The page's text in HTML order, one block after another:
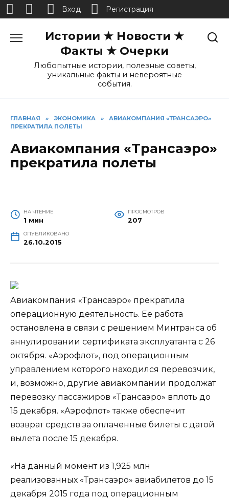
Истории ★ Новости ★
Факты ★ Очерки
Любопытные истории, полезные советы,
уникальные факты и невероятные
события.
ГЛАВНАЯ » ЭКОНОМИКА »
АВИАКОМПАНИЯ «ТРАНСАЭРО»
ПРЕКРАТИЛА ПОЛЕТЫ
Авиакомпания «Трансаэро»
прекратила полеты
НА ЧТЕНИЕ
1 мин
ПРОСМОТРОВ
207
ОПУБЛИКОВАНО
26.10.2015
Авиакомпания «Трансаэро» прекратила
операционную деятельность. Ее работа
остановлена в связи с решением Минтранса об
аннулировании сертификата эксплуатанта с 26
октября. «Аэрофлот», под операционным
управлением которого находился перевозчик,
и, возможно, другие авиакомпании продолжат
перевозку пассажиров «Трансаэро» вплоть до
15 декабря. «Аэрофлот» также обеспечит
возврат средств за оплаченные билеты с датой
вылета после 15 декабря.
«На данный момент из 1,925 млн
реализованных «Трансаэро» авиабилетов до 15
декабря 2015 года под операционным
Вход Регистрация